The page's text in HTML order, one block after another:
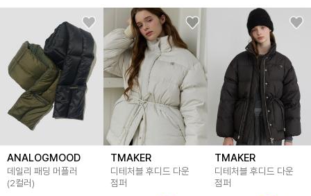
ANALOGMOOD
데일리 패딩 머플러
(2컬러)
TMAKER
디테처블 후디드 다운
점퍼
TMAKER
디테처블 후디드 다운
점퍼